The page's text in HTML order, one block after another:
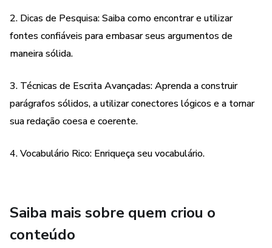
2. Dicas de Pesquisa: Saiba como encontrar e utilizar
fontes confiáveis para embasar seus argumentos de
maneira sólida.
3. Técnicas de Escrita Avançadas: Aprenda a construir
parágrafos sólidos, a utilizar conectores lógicos e a tornar
sua redação coesa e coerente.
escolher as palavras certas para impressionar os
garantir que sua redação esteja livre de erros e flua de
maneira impecável.
2. Dicas de Pesquisa: Saiba como encontrar e utilizar
fontes confiáveis para embasar seus argumentos de
maneira sólida.
3. Técnicas de Escrita Avançadas: Aprenda a construir
parágrafos sólidos, a utilizar conectores lógicos e a tornar
sua redação coesa e coerente.
4. Vocabulário Rico: Enriqueça seu vocabulário.
Saiba mais sobre quem criou o
conteúdo